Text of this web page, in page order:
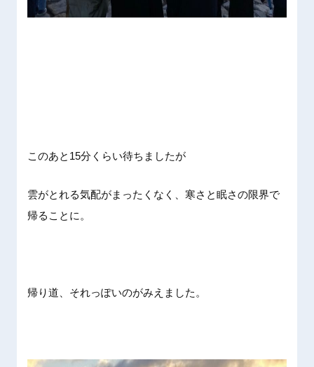
このあと15分くらい待ちましたが
雲がとれる気配がまったくなく、寒さと眠さの限界で
帰ることに。
帰り道、それっぽいのがみえました。